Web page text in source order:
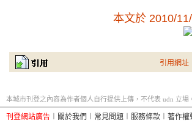
本文於 2010/
引用網址
本城市刊登之內容為作者個人自行提供上傳，不代表 udn 立場
刊登網站廣告 關於我們 常見問題 服務條款 著作權